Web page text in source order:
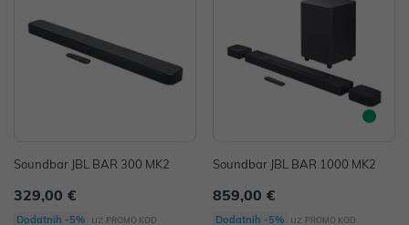
Soundbar JBL BAR 300 MK2
329,00 €
Dodatnih -5% uz PROMO KOD
Soundbar JBL BAR 1000 MK2
859,00 €
Dodatnih -5% uz PROMO KOD